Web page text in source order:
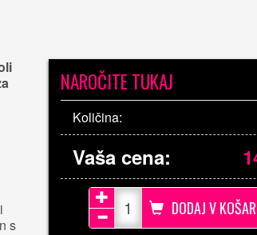
s
NAROČITE TUKAJ
Količina:
Vaša cena:
DODAJ V